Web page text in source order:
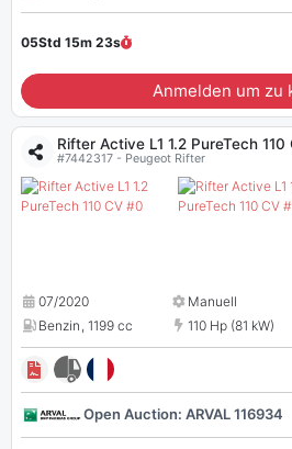
05Std 15m 22s
Anmelden um zu
Rifter Active L1 1.2 PureTech 110
#7442317 - Peugeot Rifter
07/2020 Manuell
Benzin, 1199 cc 110 Hp (81 kW)
Open Auction: ARVAL 116934